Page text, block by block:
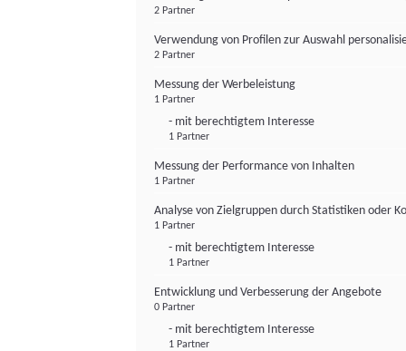
2 Partner
Verwendung von Profilen zur Auswahl
2 Partner
Messung der Werbeleistung
1 Partner
- mit berechtigtem Interesse
1 Partner
Messung der Performance von Inhalten
1 Partner
Analyse von Zielgruppen durch Statistiken oder
1 Partner
- mit berechtigtem Interesse
1 Partner
Entwicklung und Verbesserung der Angebote
0 Partner
- mit berechtigtem Interesse
1 Partner